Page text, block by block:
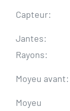
Capteur:
Jantes:
Rayons:
Moyeu avant:
Moyeu